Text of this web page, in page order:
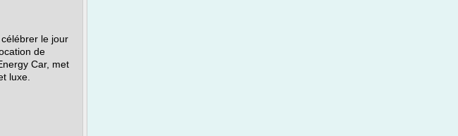
le jour
de
Car, met
luxe.